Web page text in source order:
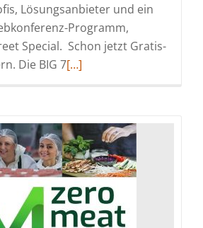
Lösungsanbieter und ein
Programm,
Special. Schon jetzt Gratis-
Die BIG 7Read
FUTUREcongress
virtual
national
(Kongress
|
[…]